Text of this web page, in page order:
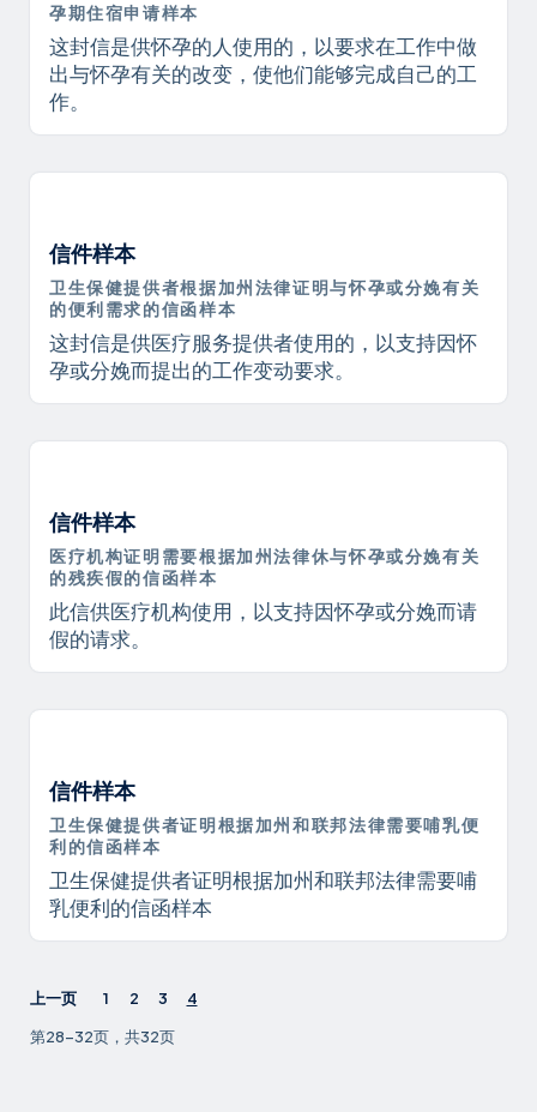
孕期住宿申请样本
这封信是供怀孕的人使用的，以要求在工作中做
出与怀孕有关的改变，使他们能够完成自己的工
作。
信件样本
卫生保健提供者根据加州法律证明与怀孕或分娩有关
的便利需求的信函样本
这封信是供医疗服务提供者使用的，以支持因怀
孕或分娩而提出的工作变动要求。
信件样本
医疗机构证明需要根据加州法律休与怀孕或分娩有关
的残疾假的信函样本
此信供医疗机构使用，以支持因怀孕或分娩而请
假的请求。
信件样本
卫生保健提供者证明根据加州和联邦法律需要哺乳便
利的信函样本
卫生保健提供者证明根据加州和联邦法律需要哺
乳便利的信函样本
上一页 1 2 3
4
第28-32页，共32页